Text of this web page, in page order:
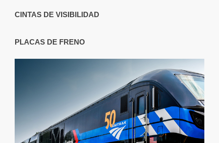
CINTAS DE VISIBILIDAD
PLACAS DE FRENO